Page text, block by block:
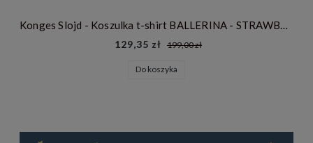
Konges Slojd - Koszulka t-shirt BALLERINA - STRAWBERRY ICE
129,35 zł 199,00 zł
Do koszyka